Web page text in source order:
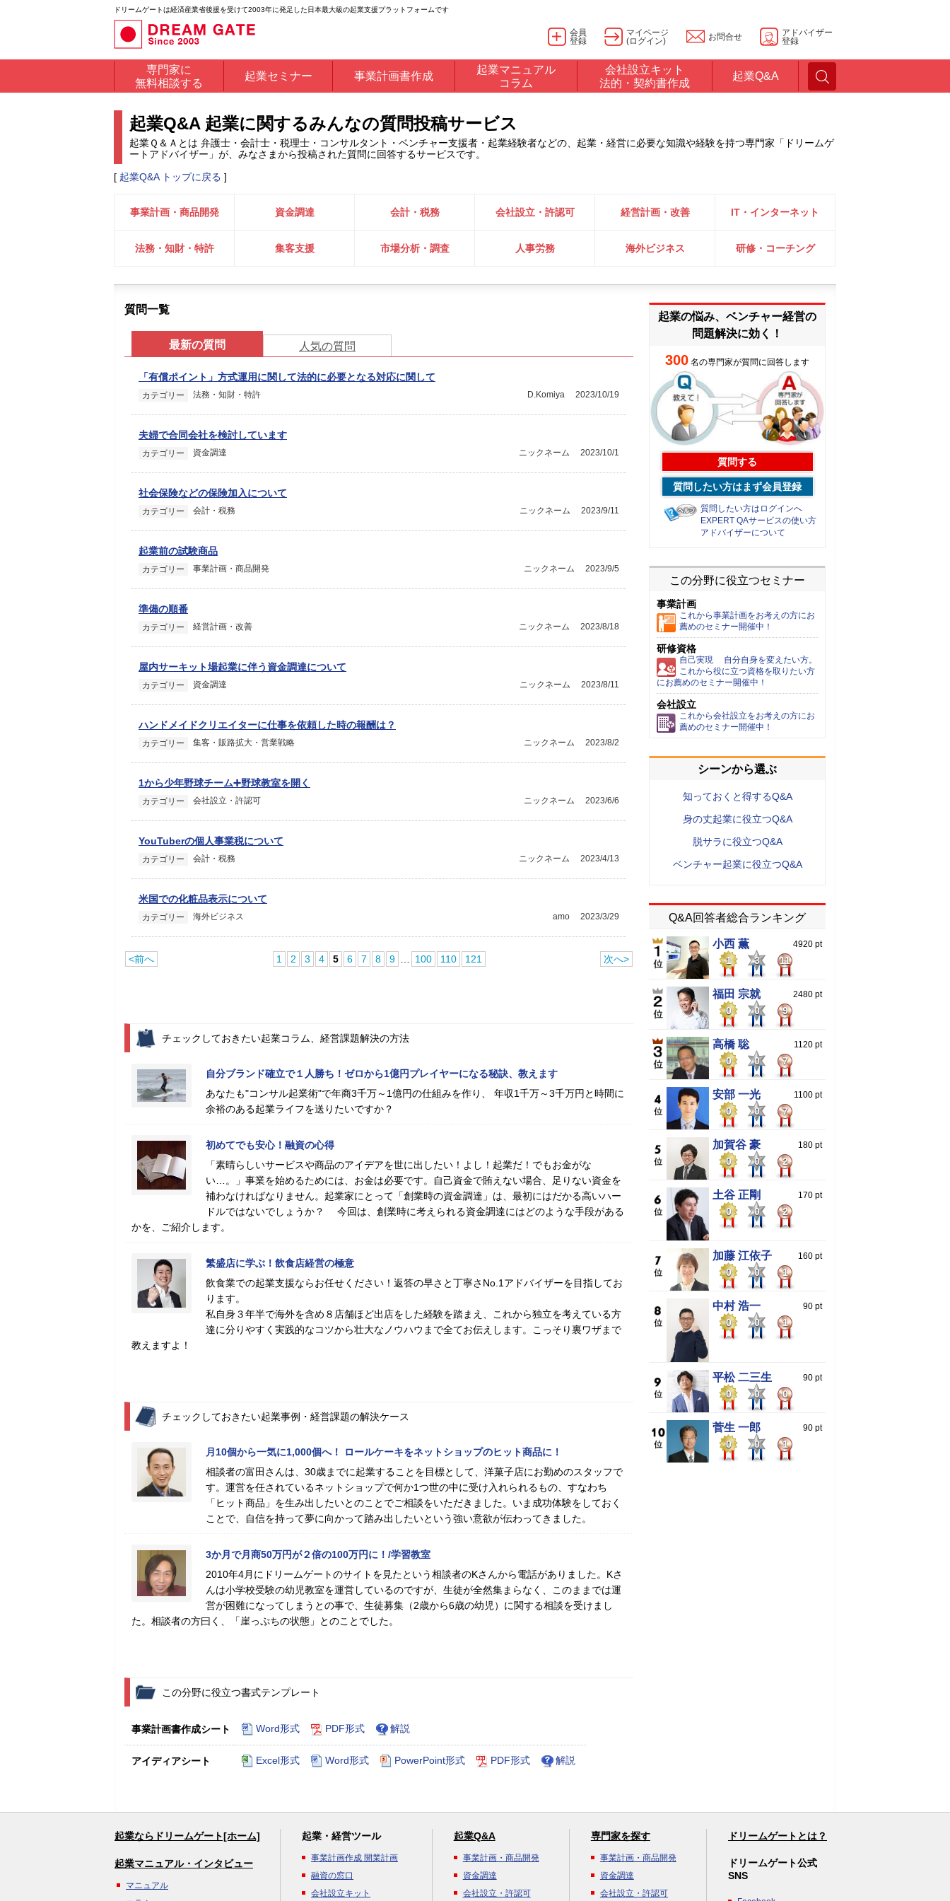
ドリームゲートは経済産業省後援を受けて2003年に発足した日本最大級の起業支援プラットフォームです
会員
登録
マイページ
(ログイン)
お問合せ
アドバイザー
登録
専門家に
無料相談する
起業セミナー 事業計画書作成
起業マニュアル
コラム
会社設立キット
法的・契約書作成
起業Q&A
起業Q&A 起業に関するみんなの質問投稿サービス
起業Ｑ＆Ａとは 弁護士・会計士・税理士・コンサルタント・ベンチャー支援者・起業経験者などの、起業・経営に必要な知識や経験を持つ専門家「ドリームゲ
ートアドバイザー」が、みなさまから投稿された質問に回答するサービスです。
[ 起業Q&A トップに戻る ]
事業計画・商品開発 資金調達 会計・税務 会社設立・許認可 経営計画・改善 IT・インターネット
法務・知財・特許 集客支援 市場分析・調査 人事労務 海外ビジネス 研修・コーチング
質問一覧
最新の質問 人気の質問
「有償ポイント」方式運用に関して法的に必要となる対応に関して
カテゴリー 法務・知財・特許 2023/10/19
D.Komiya
夫婦で合同会社を検討しています
カテゴリー 資金調達 2023/10/1
ニックネーム
社会保険などの保険加入について
カテゴリー 会計・税務 2023/9/11
ニックネーム
起業前の試験商品
カテゴリー 事業計画・商品開発 2023/9/5
ニックネーム
準備の順番
カテゴリー 経営計画・改善 2023/8/18
ニックネーム
屋内サーキット場起業に伴う資金調達について
カテゴリー 資金調達 2023/8/11
ニックネーム
ハンドメイドクリエイターに仕事を依頼した時の報酬は？
カテゴリー 集客・販路拡大・営業戦略 2023/8/2
ニックネーム
1から少年野球チーム➕野球教室を開く
カテゴリー 会社設立・許認可 2023/6/6
ニックネーム
YouTuberの個人事業税について
カテゴリー 会計・税務 2023/4/13
ニックネーム
米国での化粧品表示について
カテゴリー 海外ビジネス 2023/3/29
amo
<前へ 1 2 3 4 5 6 7 8 9 100 110 121 次へ>
チェックしておきたい起業コラム、経営課題解決の方法
自分ブランド確立で１人勝ち！ゼロから1億円プレイヤーになる秘訣、教えます
あなたも"コンサル起業術"で年商3千万～1億円の仕組みを作り、 年収1千万～3千万円と時間に
余裕のある起業ライフを送りたいですか？
初めてでも安心！融資の心得
「素晴らしいサービスや商品のアイデアを世に出したい！よし！起業だ！でもお金がな
い…。」事業を始めるためには、お金は必要です。自己資金で賄えない場合、足りない資金を
補わなければなりません。起業家にとって「創業時の資金調達」は、最初にはだかる高いハー
ドルではないでしょうか？ 今回は、創業時に考えられる資金調達にはどのような手段がある
かを、ご紹介します。
繁盛店に学ぶ！飲食店経営の極意
飲食業での起業支援ならお任せください！返答の早さと丁寧さNo.1アドバイザーを目指してお
ります。
私自身３年半で海外を含め８店舗ほど出店をした経験を踏まえ、これから独立を考えている方
達に分りやすく実践的なコツから壮大なノウハウまで全てお伝えします。こっそり裏ワザまで
教えますよ！
チェックしておきたい起業事例・経営課題の解決ケース
月10個から一気に1,000個へ！ ロールケーキをネットショップのヒット商品に！
相談者の富田さんは、30歳までに起業することを目標として、洋菓子店にお勤めのスタッフで
す。運営を任されているネットショップで何か1つ世の中に受け入れられるもの、すなわち
「ヒット商品」を生み出したいとのことでご相談をいただきました。いま成功体験をしておく
ことで、自信を持って夢に向かって踏み出したいという強い意欲が伝わってきました。
3か月で月商50万円が２倍の100万円に！/学習教室
2010年4月にドリームゲートのサイトを見たという相談者のKさんから電話がありました。Kさ
んは小学校受験の幼児教室を運営しているのですが、生徒が全然集まらなく、このままでは運
営が困難になってしまうとの事で、生徒募集（2歳から6歳の幼児）に関する相談を受けまし
た。相談者の方曰く、「崖っぷちの状態」とのことでした。
この分野に役立つ書式テンプレート
事業計画書作成シート Word形式 PDF形式 解説
アイディアシート Excel形式 Word形式 PowerPoint形式 PDF形式 解説
起業の悩み、ベンチャー経営の
問題解決に効く！
300 名の専門家が質問に回答します
質問する
質問したい方はまず会員登録
質問したい方はログインへ
EXPERT QAサービスの使い方
アドバイザーについて
この分野に役立つセミナー
事業計画
これから事業計画をお考えの方にお
薦めのセミナー開催中！
研修資格
自己実現 自分自身を変えたい方。
これから役に立つ資格を取りたい方
にお薦めのセミナー開催中！
会社設立
これから会社設立をお考えの方にお
薦めのセミナー開催中！
シーンから選ぶ
知っておくと得するQ&A
身の丈起業に役立つQ&A
脱サラに役立つQ&A
ベンチャー起業に役立つQ&A
Q&A回答者総合ランキング
小西 薫 4920 pt
1 3 11
福田 宗就 2480 pt
0 0 9
高橋 聡 1120 pt
0 0 7
安部 一光 1100 pt
0 0 7
加賀谷 豪 180 pt
0 0 2
土谷 正剛 170 pt
0 0 2
加藤 江依子 160 pt
0 0 1
中村 浩一 90 pt
0 0 1
平松 二三生 90 pt
0 0 0
菅生 一郎 90 pt
0 0 1
起業ならドリームゲート[ホーム]
起業マニュアル・インタビュー
マニュアル
起業・経営ツール
事業計画作成 開業計画
融資の窓口
会社設立キット
起業Q&A
事業計画・商品開発
資金調達
会社設立・許認可
専門家を探す
事業計画・商品開発
資金調達
会社設立・許認可
ドリームゲートとは？
ドリームゲート公式
SNS